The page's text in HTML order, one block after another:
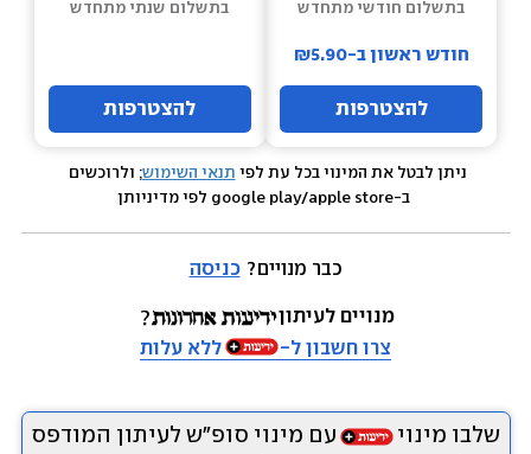
בתשלום חודשי מתחדש
חודש ראשון ב-₪5.90
להצטרפות
בתשלום שנתי מתחדש
להצטרפות
ניתן לבטל את המינוי בכל עת לפי תנאי השימוש; ולרוכשים
כבר מנויים? כניסה
מנויים לעיתון
צרו חשבון ל-
ללא עלות
שלבו מינוי
עם מינוי סופ״ש לעיתון המודפס